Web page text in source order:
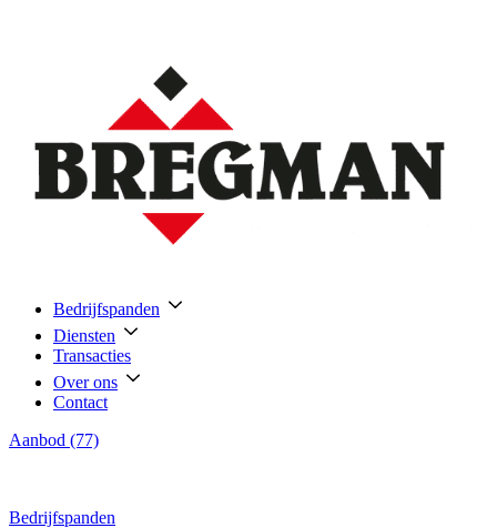
Bedrijfspanden
Diensten
Transacties
Over ons
Contact
Aanbod (77)
Bedrijfspanden